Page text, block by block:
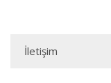
İletişim